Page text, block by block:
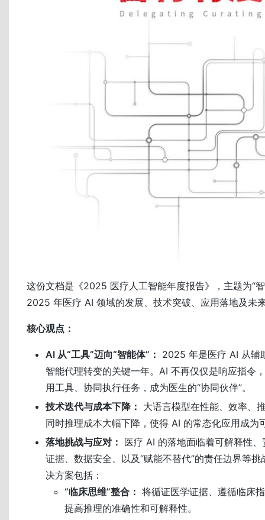
这份文档是《2025 医疗人工智能年度报告》，主题为“
2025 年医疗 AI 领域的发展、技术突破、应用落地及未
核心观点：
AI 从“工具”迈向“智能体”： 2025 年是医疗 AI 从辅
智能代理转变的关键一年。AI 不再仅仅是响应指令
用工具、协同执行任务，成为医生的“协同伙伴”。
技术迭代与成本下降： 大语言模型在性能、效率、
同时推理成本大幅下降，使得 AI 的常态化应用成为
落地挑战与应对： 医疗 AI 的落地面临着可解释性
证据、数据安全、以及“赋能不替代”的责任边界等
决方案包括：
“临床思维”整合： 将循证医学证据、遵循临床
提高推理的准确性和可解释性。